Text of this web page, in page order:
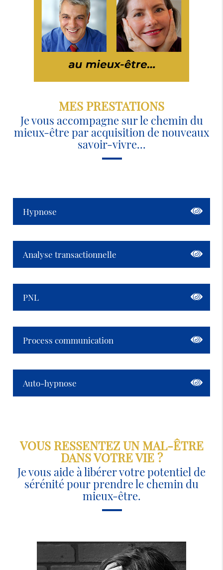
MES PRESTATIONS
Je vous accompagne sur le chemin du
mieux-être par acquisition de nouveaux
savoir-vivre...
Hypnose
Analyse transactionnelle
PNL
Process communication
Auto-hypnose
VOUS RESSENTEZ UN MAL-ÊTRE
DANS VOTRE VIE ?
Je vous aide à libérer votre potentiel de
sérénité pour prendre le chemin du
mieux-être.